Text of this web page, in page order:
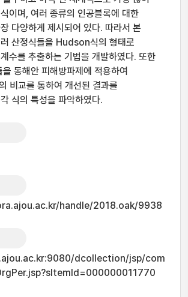
이며, 여러 종류의 인공블록에 대한
다양하게 제시되어 있다. 따라서 본
산정식들을 Hudson식의 형태로
수를 추출하는 기법을 개발하였다. 또한
동해안 피해방파제에 적용하여
비교를 통하여 개선된 결과를
식의 특성을 파악하였다.
handle/2018.oak/9938
dcollection/jsp/com